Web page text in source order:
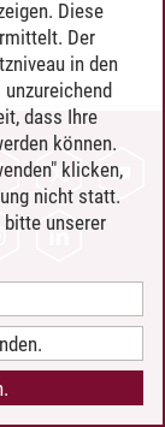
Diese
Der
in den
unzureichend
dass Ihre
können.
klicken,
nicht statt.
bitte unserer